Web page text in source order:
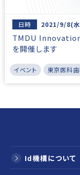
日時 2021/9/8(
TMDU Innovation
を開催します
イベント 東京医科
Id機構について